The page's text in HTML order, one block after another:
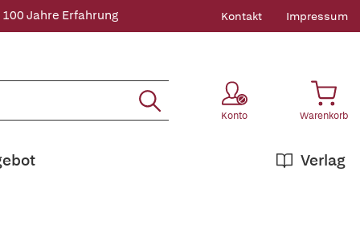
100 Jahre Erfahrung Kontakt Impressum
Konto Warenkorb
Verlag